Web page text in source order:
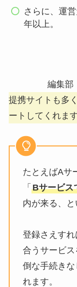
さらに、運
年以上。
編集部
提携サイトも多
ートしてくれます
たとえばAサ
「 Bサービス
内が来る、と
登録さえす
合うサービ
倒な手続き
れます。